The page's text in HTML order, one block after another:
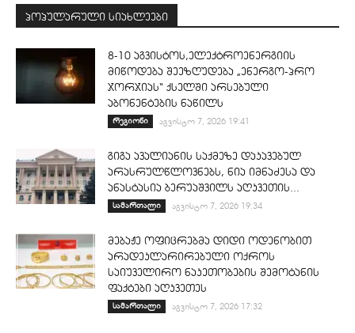
პოპულარული სიახლეები
8-10 აგვისტოს,ელექტროენერგიის
მიწოდება შეეზღუდება „ენერგო-პრო
ჯორჯიას“ ქსელში არსებული
აბონენტების ნაწილს
რეგიონი აგვისტო 7, 2026 19:41
გიგა ავალიანის საქმეზე დაკავებულ
არასრულწლოვნებს, ნია იმნაძესა და
ანასტასია ბერუაშვილს აღკვეთის...
სამართალი აგვისტო 7, 2026 19:34
მებაჟე ოფიცრებმა დიდი ოდენობით
არადეკლარირებული ოქროს
საიუველირო ნაკეთობების შემოტანის
ფაქტები აღკვეთეს
სამართალი აგვისტო 7, 2026 17:32